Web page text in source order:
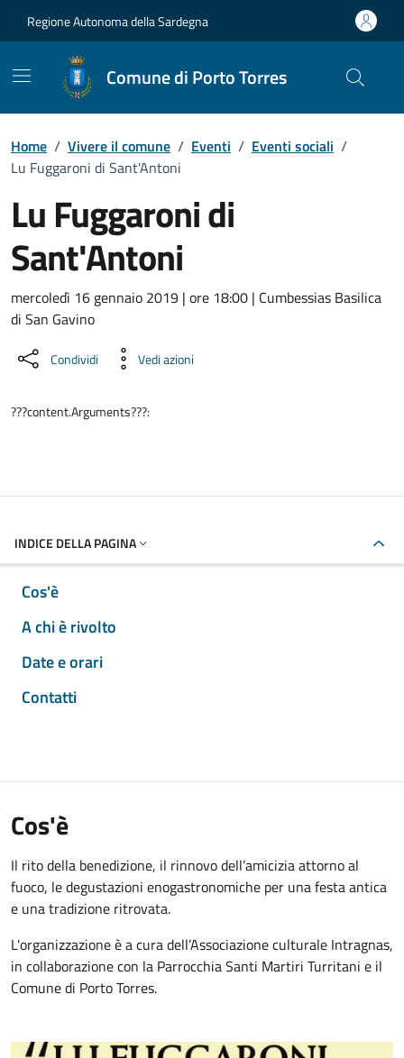
Regione Autonoma della Sardegna
Comune di Porto Torres
Home / Vivere il comune / Eventi / Eventi sociali /
Lu Fuggaroni di Sant'Antoni
Lu Fuggaroni di
Sant'Antoni
Dettaglio dell'evento
mercoledì 16 gennaio 2019 | ore 18:00 | Cumbessias Basilica
di San Gavino
Condividi Vedi azioni
???content.Arguments???:
INDICE DELLA PAGINA
Cos'è
A chi è rivolto
Date e orari
Contatti
Cos'è
Il rito della benedizione, il rinnovo dell’amicizia attorno al
fuoco, le degustazioni enogastronomiche per una festa antica
e una tradizione ritrovata.
L'organizzazione è a cura dell’Associazione culturale Intragnas,
in collaborazione con la Parrocchia Santi Martiri Turritani e il
Comune di Porto Torres.